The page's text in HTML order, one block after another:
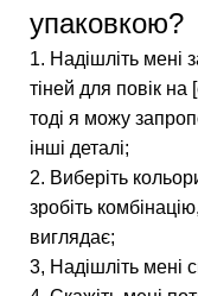
упаковкою?
1. Надішліть мені
тіней для повік
тоді я можу
інші деталі;
2. Виберіть
зробіть комбінацію,
виглядає;
3, Надішліть мені